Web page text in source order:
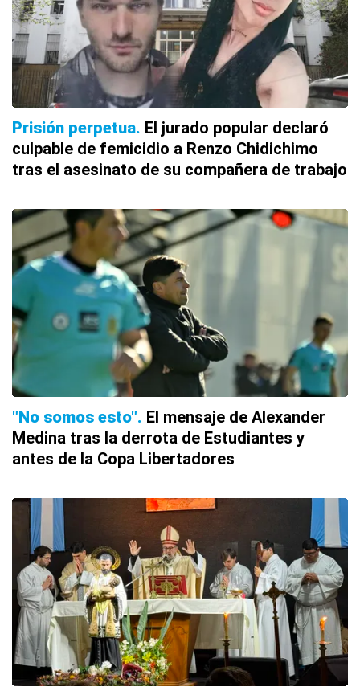
Prisión perpetua El jurado popular declaró
culpable de femicidio a Renzo Chidichimo
tras el asesinato de su compañera de trabajo
"No somos esto" El mensaje de Alexander
Medina tras la derrota de Estudiantes y
antes de la Copa Libertadores